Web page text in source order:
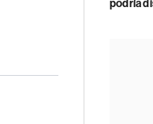
podría